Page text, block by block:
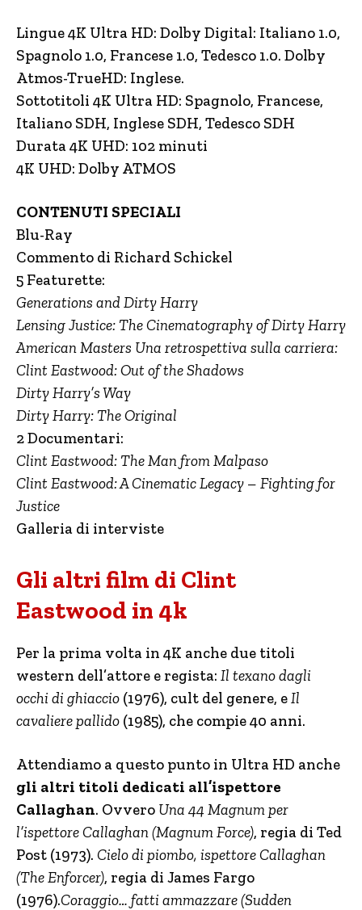
Lingue 4K Ultra HD: Dolby Digital: Italiano 1.0,
Spagnolo 1.0, Francese 1.0, Tedesco 1.0. Dolby
Atmos-TrueHD: Inglese.
Sottotitoli 4K Ultra HD: Spagnolo, Francese,
Italiano SDH, Inglese SDH, Tedesco SDH
Durata 4K UHD: 102 minuti
4K UHD: Dolby ATMOS
CONTENUTI SPECIALI
Blu-Ray
Commento di Richard Schickel
5 Featurette:
Generations and Dirty Harry
Lensing Justice: The Cinematography of Dirty Harry
American Masters Una retrospettiva sulla carriera:
Clint Eastwood: Out of the Shadows
Dirty Harry’s Way
Dirty Harry: The Original
2 Documentari:
Clint Eastwood: The Man from Malpaso
Clint Eastwood: A Cinematic Legacy – Fighting for
Justice
Galleria di interviste
Gli altri film di Clint
Eastwood in 4k
Per la prima volta in 4K anche due titoli
western dell’attore e regista: Il texano dagli
occhi di ghiaccio (1976), cult del genere, eIl
cavaliere pallido (1985), che compie 40 anni.
Attendiamo a questo punto in Ultra HD anche
gli altri titoli dedicati all’ispettore
Callaghan. Ovvero Una 44 Magnum per
l’ispettore Callaghan (Magnum Force), regia di Ted
Post (1973). Cielo di piombo, ispettore Callaghan
(The Enforcer), regia di James Fargo
(1976).Coraggio… fatti ammazzare (Sudden